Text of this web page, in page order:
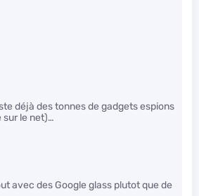
déjà des tonnes de gadgets espions
le net)…
avec des Google glass plutot que de